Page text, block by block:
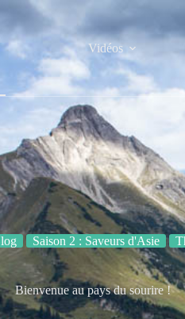
Vidéos
Saison 2 : Saveurs d'Asie
Bienvenue au pays du sourire !